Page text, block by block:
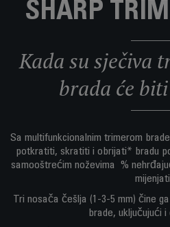
SHARP
Kada su sječiva
brada će
Sa multifunkcionalnim trimerom
potkratiti, skratiti i obrijati* bradu
samooštrećim noževima %
Tri nosača češlja (1-3-5 mm) čine
brade, uključujući i